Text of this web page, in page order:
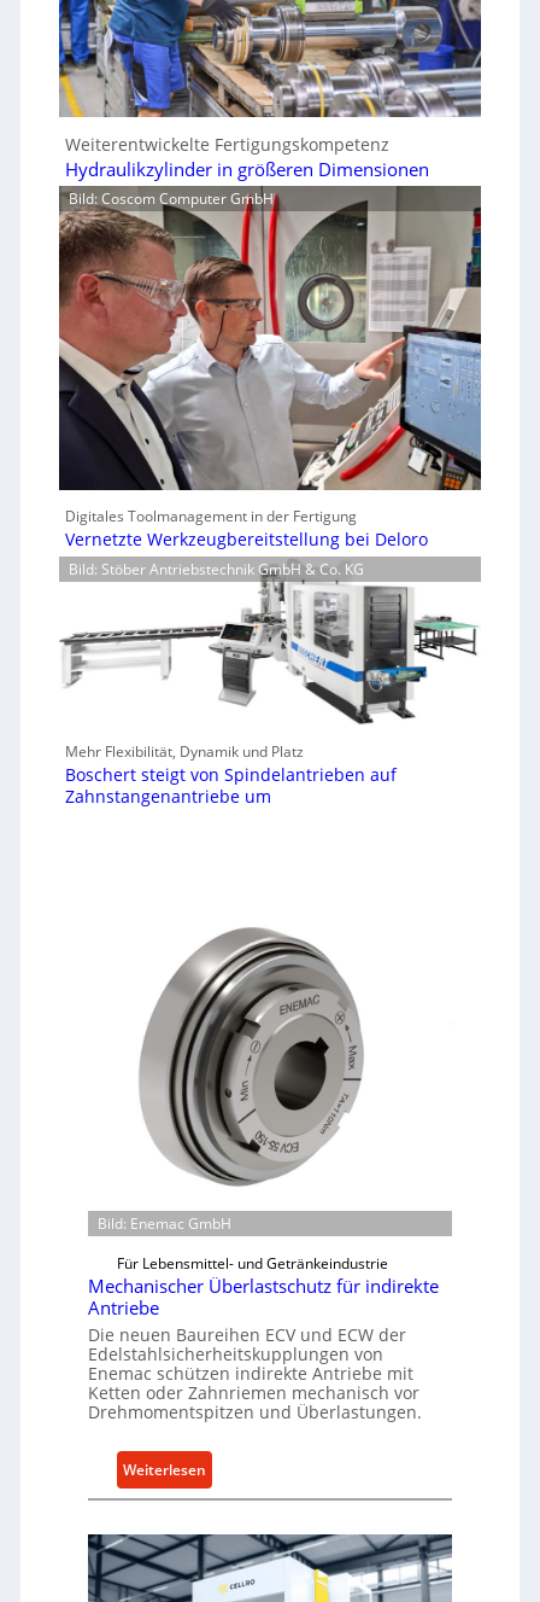
Weiterentwickelte Fertigungskompetenz
Hydraulikzylinder in größeren Dimensionen
Bild: Coscom Computer GmbH
Digitales Toolmanagement in der Fertigung
Vernetzte Werkzeugbereitstellung bei Deloro
Bild: Stöber Antriebstechnik GmbH & Co. KG
Mehr Flexibilität, Dynamik und Platz
Boschert steigt von Spindelantrieben auf
Zahnstangenantriebe um
Bild: Enemac GmbH
Für Lebensmittel- und Getränkeindustrie
Mechanischer Überlastschutz für indirekte
Antriebe
Die neuen Baureihen ECV und ECW der
Edelstahlsicherheitskupplungen von
Enemac schützen indirekte Antriebe mit
Ketten oder Zahnriemen mechanisch vor
Drehmomentspitzen und Überlastungen.
Weiterlesen
M
c
h